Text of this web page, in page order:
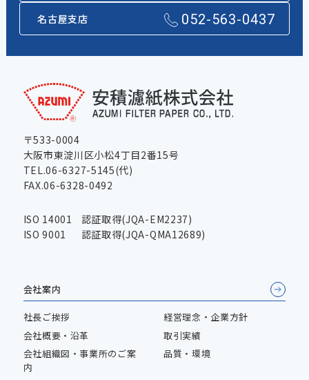
名古屋支店 052-563-0437
〒533-0004
大阪市東淀川区小松4丁目2番15号
TEL.06-6327-5145(代)
FAX.06-6328-0492
ISO 14001
認証取得(JQA-EM2237)
ISO 9001
認証取得(JQA-QMA12689)
会社案内
社長ご挨拶
経営理念・企業方針
会社概要・沿革
取引実績
会社組織図・事業所のご案
内
品質・環境